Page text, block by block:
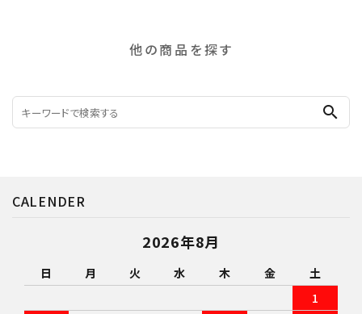
他の商品を探す
search
CALENDER
2026年8月
日 月 火 水 木 金
土
1